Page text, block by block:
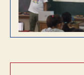
スリランカ